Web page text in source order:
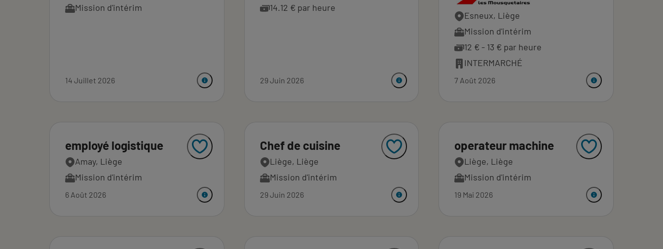
Mission d'intérim
14 Juillet 2026
14.12 € par heure
29 Juin 2026
Esneux, Liège
Mission d'intérim
12 € - 13 € par heure
INTERMARCHÉ
7 Août 2026
employé logistique
Amay, Liège
Mission d'intérim
6 Août 2026
Chef de cuisine
Liège, Liège
Mission d'intérim
29 Juin 2026
operateur machine
Liège, Liège
Mission d'intérim
19 Mai 2026